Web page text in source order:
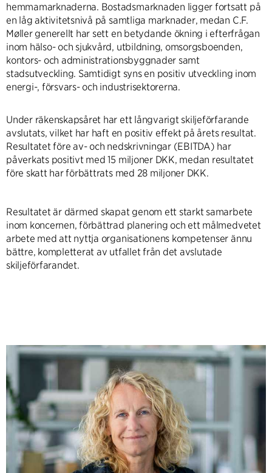
hemmamarknaderna. Bostadsmarknaden ligger fortsatt på
en låg aktivitetsnivå på samtliga marknader, medan C.F.
Møller generellt har sett en betydande ökning i efterfrågan
inom hälso- och sjukvård, utbildning, omsorgsboenden,
kontors- och administrationsbyggnader samt
stadsutveckling. Samtidigt syns en positiv utveckling inom
energi-, försvars- och industrisektorerna.
Under räkenskapsåret har ett långvarigt skiljeförfarande
avslutats, vilket har haft en positiv effekt på årets resultat.
Resultatet före av- och nedskrivningar (EBITDA) har
påverkats positivt med 15 miljoner DKK, medan resultatet
före skatt har förbättrats med 28 miljoner DKK.
Resultatet är därmed skapat genom ett starkt samarbete
inom koncernen, förbättrad planering och ett målmedvetet
arbete med att nyttja organisationens kompetenser ännu
bättre, kompletterat av utfallet från det avslutade
skiljeförfarandet.